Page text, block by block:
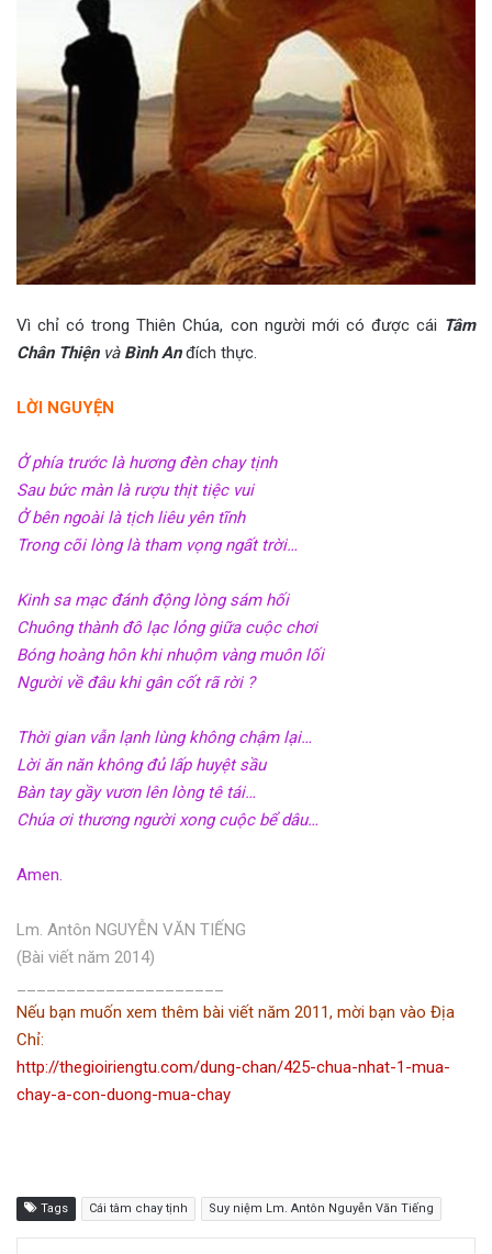
Vì chỉ có trong Thiên Chúa, con người mới có được cái Tâm
Chân Thiện vàBình Anđích thực.
LỜI NGUYỆN
Ở phía trước là hương đèn chay tịnh
Sau bức màn là rượu thịt tiệc vui
Ở bên ngoài là tịch liêu yên tĩnh
Trong cõi lòng là tham vọng ngất trời…
Kinh sa mạc đánh động lòng sám hối
Chuông thành đô lạc lỏng giữa cuộc chơi
Bóng hoàng hôn khi nhuộm vàng muôn lối
Người về đâu khi gân cốt rã rời ?
Thời gian vẫn lạnh lùng không chậm lại…
Lời ăn năn không đủ lấp huyệt sầu
Bàn tay gầy vươn lên lòng tê tái…
Chúa ơi thương người xong cuộc bể dâu…
Amen.
Lm. Antôn NGUYỄN VĂN TIẾNG
(Bài viết năm 2014)
Nếu bạn muốn xem thêm bài viết năm 2011, mời bạn vào Địa
Chỉ:
http://thegioiriengtu.com/dung-chan/425-chua-nhat-1-mua-
chay-a-con-duong-mua-chay
Tags Cái tâm chay tịnh Suy niệm Lm. Antôn Nguyễn Văn Tiếng